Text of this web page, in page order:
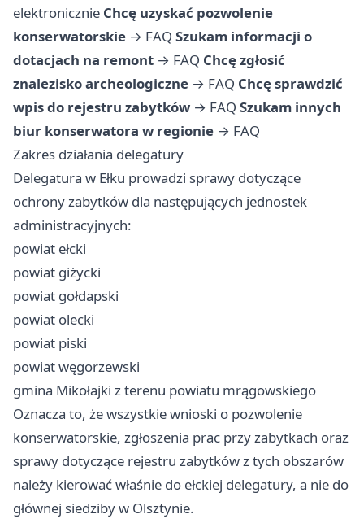
elektronicznie Chcę uzyskać pozwolenie
konserwatorskie → FAQ Szukam informacji o
dotacjach na remont → FAQ Chcę zgłosić
znalezisko archeologiczne → FAQ Chcę sprawdzić
wpis do rejestru zabytków → FAQ Szukam innych
biur konserwatora w regionie → FAQ
Zakres działania delegatury
Delegatura w Ełku prowadzi sprawy dotyczące
ochrony zabytków dla następujących jednostek
administracyjnych:
powiat ełcki
powiat giżycki
powiat gołdapski
powiat olecki
powiat piski
powiat węgorzewski
gmina Mikołajki z terenu powiatu mrągowskiego
Oznacza to, że wszystkie wnioski o pozwolenie
konserwatorskie, zgłoszenia prac przy zabytkach oraz
sprawy dotyczące rejestru zabytków z tych obszarów
należy kierować właśnie do ełckiej delegatury, a nie do
głównej siedziby w Olsztynie.